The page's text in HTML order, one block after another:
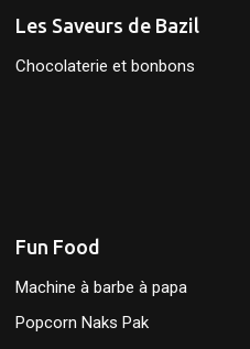
Les Saveurs de Bazil
Chocolaterie et bonbons
Fun Food
Machine à barbe à papa
Popcorn Naks Pak